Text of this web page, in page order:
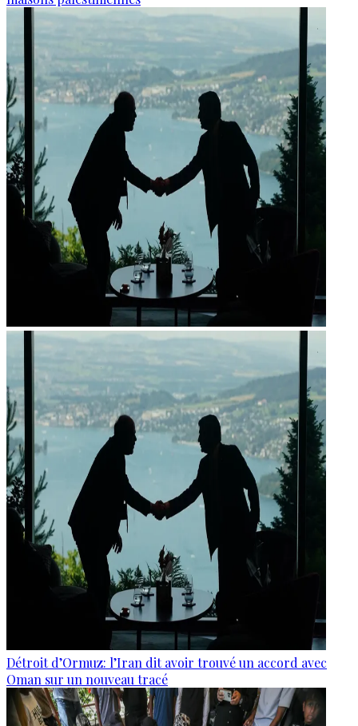
Détroit d’Ormuz: l’Iran dit avoir trouvé un accord avec
Oman sur un nouveau tracé